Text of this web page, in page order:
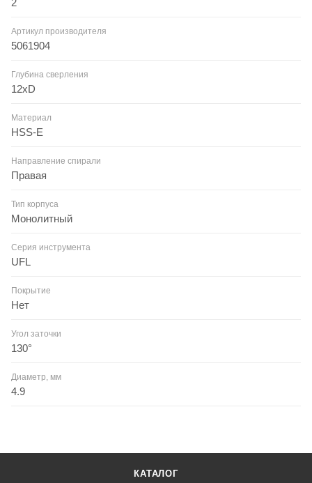
2
Артикул производителя
5061904
Глубина сверления
12xD
Материал
HSS-E
Направление спирали
Правая
Тип корпуса
Монолитный
Серия инструмента
UFL
Покрытие
Нет
Угол заточки
130°
Диаметр, мм
4.9
КАТАЛОГ